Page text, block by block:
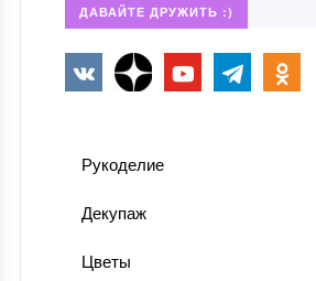
ДАВАЙТЕ ДРУЖИТЬ :)
Рукоделие
Декупаж
Цветы